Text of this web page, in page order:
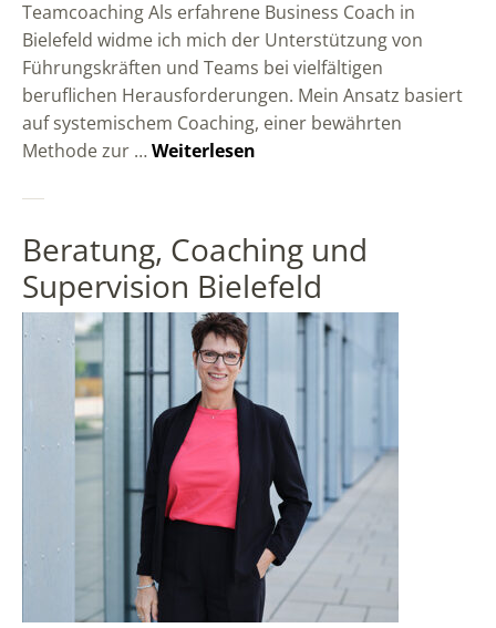
Teamcoaching Als erfahrene Business Coach in
Bielefeld widme ich mich der Unterstützung von
Führungskräften und Teams bei vielfältigen
beruflichen Herausforderungen. Mein Ansatz basiert
auf systemischem Coaching, einer bewährten
Methode zur …Weiterlesen
Beratung, Coaching und
Supervision Bielefeld